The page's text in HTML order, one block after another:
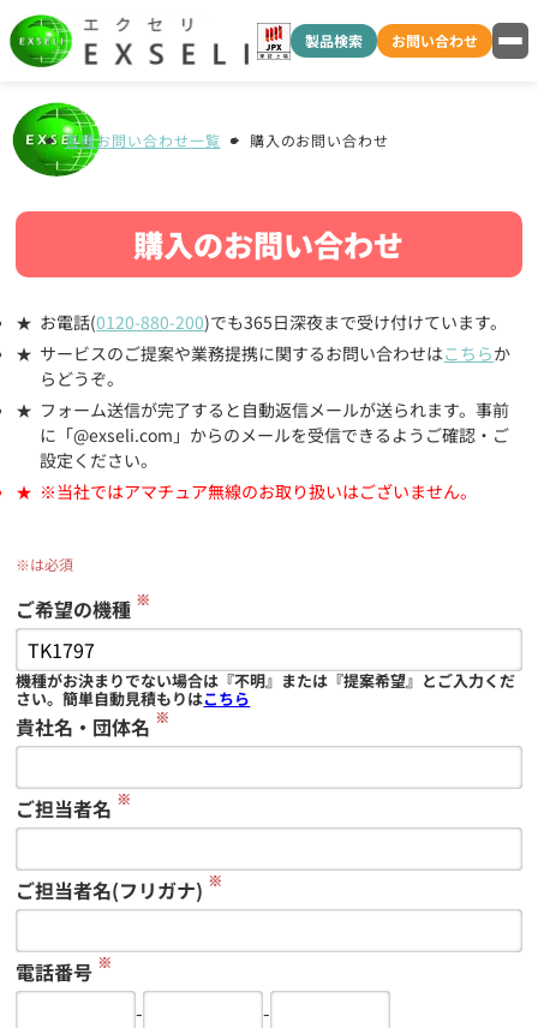
製品検索 お問い合わせ
各種お問い合わせ一覧 購入のお問い合わせ
購入のお問い合わせ
お電話(0120-880-200)でも365日深夜まで受け付けています。
サービスのご提案や業務提携に関するお問い合わせはこちらか
らどうぞ。
フォーム送信が完了すると自動返信メールが送られます。事前
に「@exseli.com」からのメールを受信できるようご確認・ご
設定ください。
※当社ではアマチュア無線のお取り扱いはございません。
※は必須
ご希望の機種 ※
機種がお決まりでない場合は『不明』または『提案希望』とご入力くだ
さい。簡単自動見積もりはこちら
貴社名・団体名 ※
ご担当者名 ※
ご担当者名(フリガナ) ※
電話番号 ※
-
-